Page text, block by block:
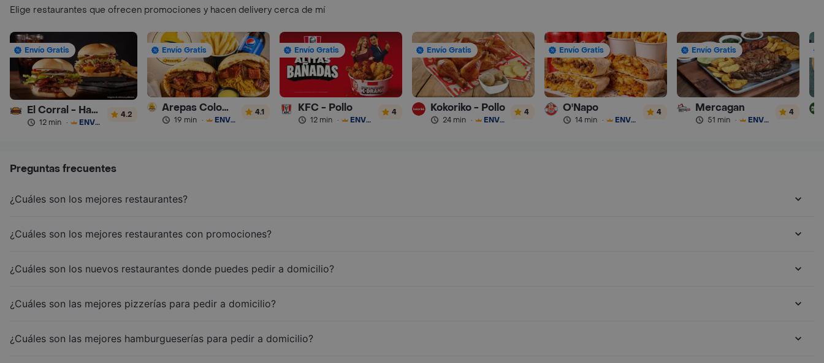
Elige restaurantes que ofrecen promociones y hacen delivery cerca de mí
Envío Gratis
El Corral - Hamburguesa
12 min · ENVÍO GRATIS
4.2
Envío Gratis
Arepas Colombianas Premium
19 min · ENVÍO GRATIS
4.1
Envío Gratis
KFC - Pollo
12 min · ENVÍO GRATIS
4
Envío Gratis
Kokoriko - Pollo
24 min · ENVÍO GRATIS
4
Envío Gratis
O'Napo
14 min · ENVÍO GRATIS
4
Envío Gratis
Mercagan
51 min · ENVÍO GRATIS
4
Preguntas frecuentes
¿Cuáles son los mejores restaurantes?
¿Cuáles son los mejores restaurantes con promociones?
¿Cuáles son los nuevos restaurantes donde puedes pedir a domicilio?
¿Cuáles son las mejores pizzerías para pedir a domicilio?
¿Cuáles son las mejores hamburgueserías para pedir a domicilio?